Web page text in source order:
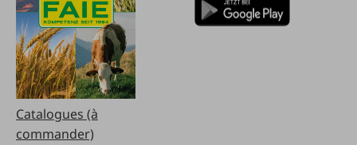
Catalogues (à
commander)